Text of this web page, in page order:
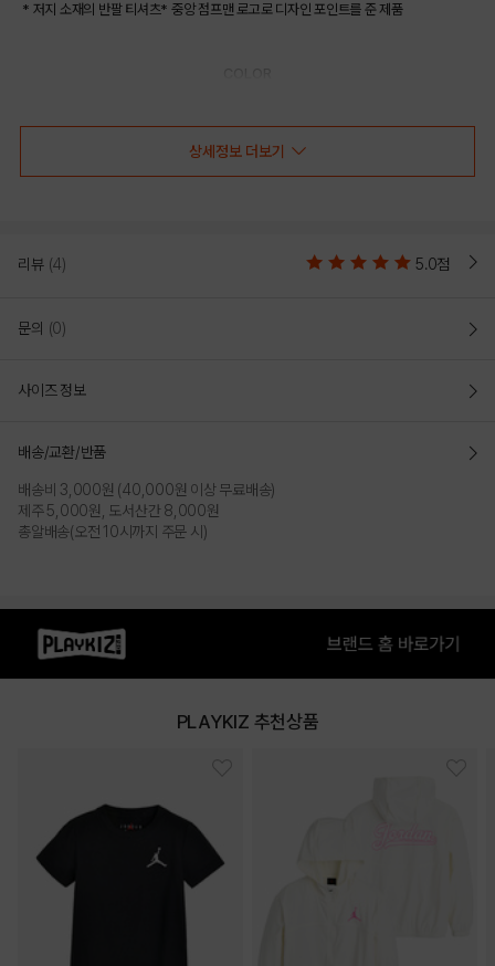
* 저지 소재의 반팔 티셔츠* 중앙 점프맨 로고로 디자인 포인트를 준 제품
상세정보 더보기
리뷰 (4) 5.0점
문의 (0)
사이즈 정보
배송/교환/반품
배송비 3,000원 (40,000원 이상 무료배송)
제주 5,000원, 도서산간 8,000원
총알배송(오전 10시까지 주문 시)
PLAYKIZ 추천상품